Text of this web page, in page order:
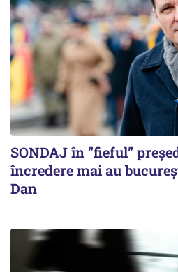
SONDAJ în ”fieful”
încredere mai au
Dan